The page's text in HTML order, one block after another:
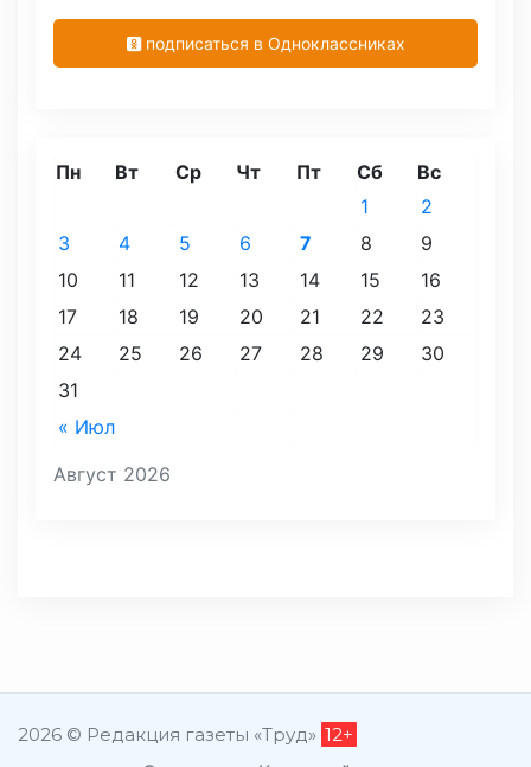
подписаться в Одноклассниках
Август 2026
Пн Вт Ср Чт Пт Сб Вс
« Июл
1
2
3
4 5 6 7 8
9
10
11 12 13 14 15
16
17
18 19 20 21 22
23
24
25 26 27 28 29
30
31
2026 © Редакция газеты «Труд» 12+